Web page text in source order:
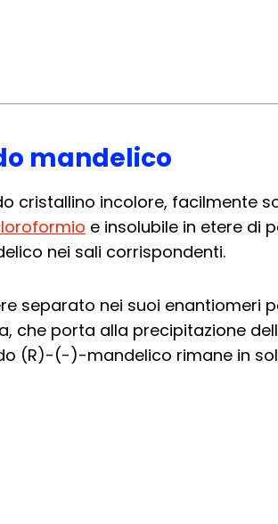
mandelico
cristallino incolore, facilmente
e insolubile in etere di
nei sali corrispondenti.
separato nei suoi enantiomeri
che porta alla precipitazione
(R)-(-)-mandelico rimane in